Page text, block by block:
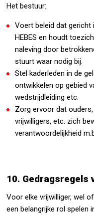
Het bestuur:
Voert beleid dat gericht
HEBES en houdt
naleving door
stuurt waar nodig bij.
Stel kaderleden in de
ontwikkelen op gebied
wedstrijdleiding etc.
Zorg ervoor dat
vrijwilligers, etc. zich
verantwoordelijkheid
10. Gedragsregels
Voor elke vrijwilliger, wel
een belangrijke rol spelen